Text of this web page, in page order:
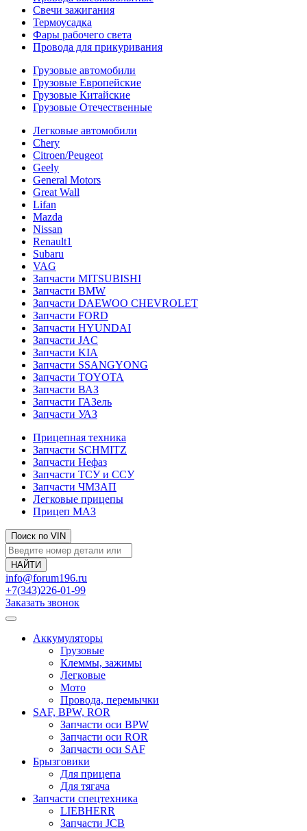
Свечи зажигания
Термоусадка
Фары рабочего света
Провода для прикуривания
Грузовые автомобили
Грузовые Европейские
Грузовые Китайские
Грузовые Отечественные
Легковые автомобили
Chery
Citroen/Peugeot
Geely
General Motors
Great Wall
Lifan
Mazda
Nissan
Renault1
Subaru
VAG
Запчасти MITSUBISHI
Запчасти BMW
Запчасти DAEWOO CHEVROLET
Запчасти FORD
Запчасти HYUNDAI
Запчасти JAC
Запчасти KIA
Запчасти SSANGYONG
Запчасти TOYOTA
Запчасти ВАЗ
Запчасти ГАЗель
Запчасти УАЗ
Прицепная техника
Запчасти SCHMITZ
Запчасти Нефаз
Запчасти ТСУ и ССУ
Запчасти ЧМЗАП
Легковые прицепы
Прицеп МАЗ
Поиск по VIN
info@forum196.ru
+7(343)226-01-99
Заказать звонок
Аккумуляторы
Грузовые
Клеммы, зажимы
Легковые
Мото
Провода, перемычки
SAF, BPW, ROR
Запчасти оси BPW
Запчасти оси ROR
Запчасти оси SAF
Брызговики
Для прицепа
Для тягача
Запчасти спецтехника
LIEBHERR
Запчасти JCB